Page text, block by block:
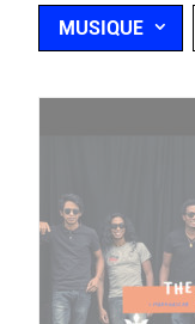
MUSIQUE